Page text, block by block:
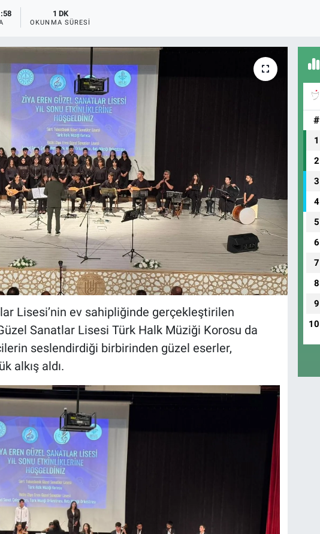
1 DK
OKUNMA SÜRESI
Lisesi’nin ev sahipliğinde gerçekleştirilen
Sanatlar Lisesi Türk Halk Müziği Korosu da
seslendirdiği birbirinden güzel eserler,
alkış aldı.
#
1
2
3
4
5
6
7
8
9
10